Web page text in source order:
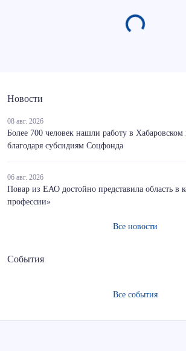
Новости
08 авг. 2026
Более 700 человек нашли работу в
благодаря субсидиям Соцфонда
06 авг. 2026
Повар из ЕАО достойно представила область в
профессии»
Все новости
События
Все события